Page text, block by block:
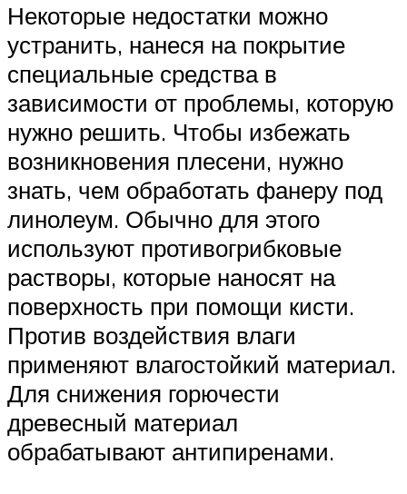
Некоторые недостатки можно
устранить, нанеся на покрытие
специальные средства в
зависимости от проблемы, которую
нужно решить. Чтобы избежать
возникновения плесени, нужно
знать, чем обработать фанеру под
линолеум. Обычно для этого
используют противогрибковые
растворы, которые наносят на
поверхность при помощи кисти.
Против воздействия влаги
применяют влагостойкий материал.
Для снижения горючести
древесный материал
обрабатывают антипиренами.